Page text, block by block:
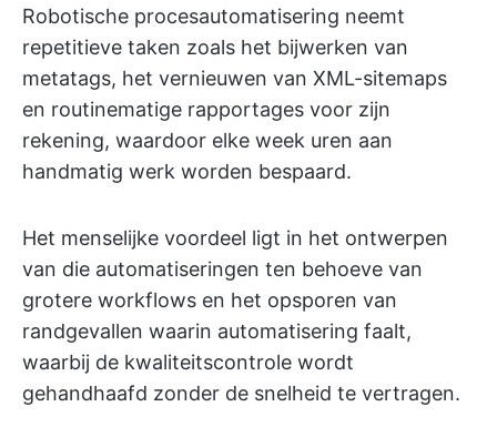
Robotische procesautomatisering neemt
repetitieve taken zoals het bijwerken van
metatags, het vernieuwen van XML-sitemaps
en routinematige rapportages voor zijn
rekening, waardoor elke week uren aan
handmatig werk worden bespaard.
Het menselijke voordeel ligt in het ontwerpen
van die automatiseringen ten behoeve van
grotere workflows en het opsporen van
randgevallen waarin automatisering faalt,
waarbij de kwaliteitscontrole wordt
gehandhaafd zonder de snelheid te vertragen.